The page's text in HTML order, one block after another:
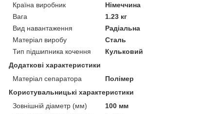
Країна виробник
Німеччина
Вага
1.23 кг
Вид навантаження
Радіальна
Матеріал виробу
Сталь
Тип підшипника кочення
Кульковий
Додаткові характеристики
Матеріал сепаратора
Полімер
Користувальницькі характеристики
Зовнішній діаметр (мм)
100 мм